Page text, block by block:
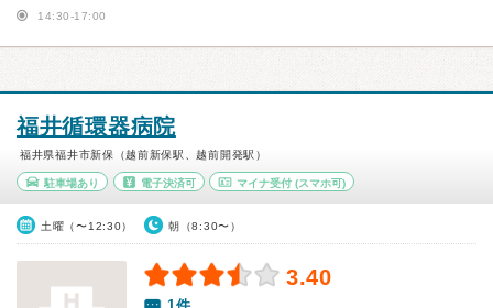
14:30-17:00
福井循環器病院
福井県福井市新保（越前新保駅、越前開発駅）
駐車場あり 電子決済可 マイナ受付 (スマホ可)
土曜（〜12:30） 朝（8:30〜）
3.40